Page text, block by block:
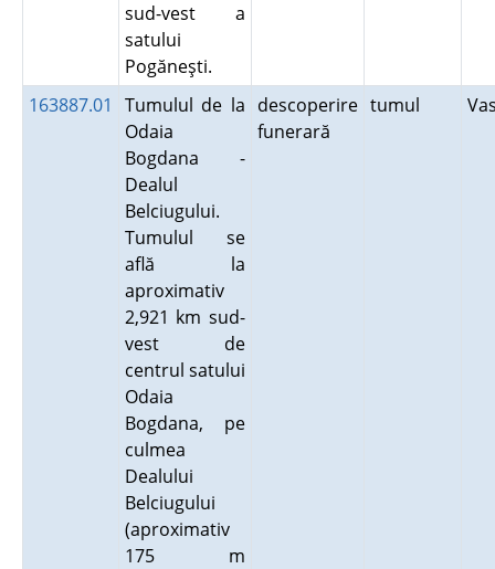
sud-vest a
satului
Pogăneşti.
163887.01
Tumulul de la
Odaia
Bogdana -
Dealul
Belciugului.
Tumulul se
află la
aproximativ
2,921 km sud-
vest de
centrul satului
Odaia
Bogdana, pe
culmea
Dealului
Belciugului
(aproximativ
175 m
descoperire
funerară
tumul